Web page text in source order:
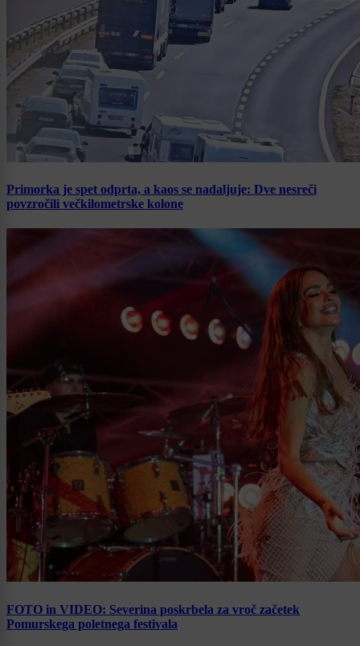
Primorka je spet odprta, a kaos se nadaljuje: Dve nesreči
povzročili večkilometrske kolone
FOTO in VIDEO: Severina poskrbela za vroč začetek
Pomurskega poletnega festivala